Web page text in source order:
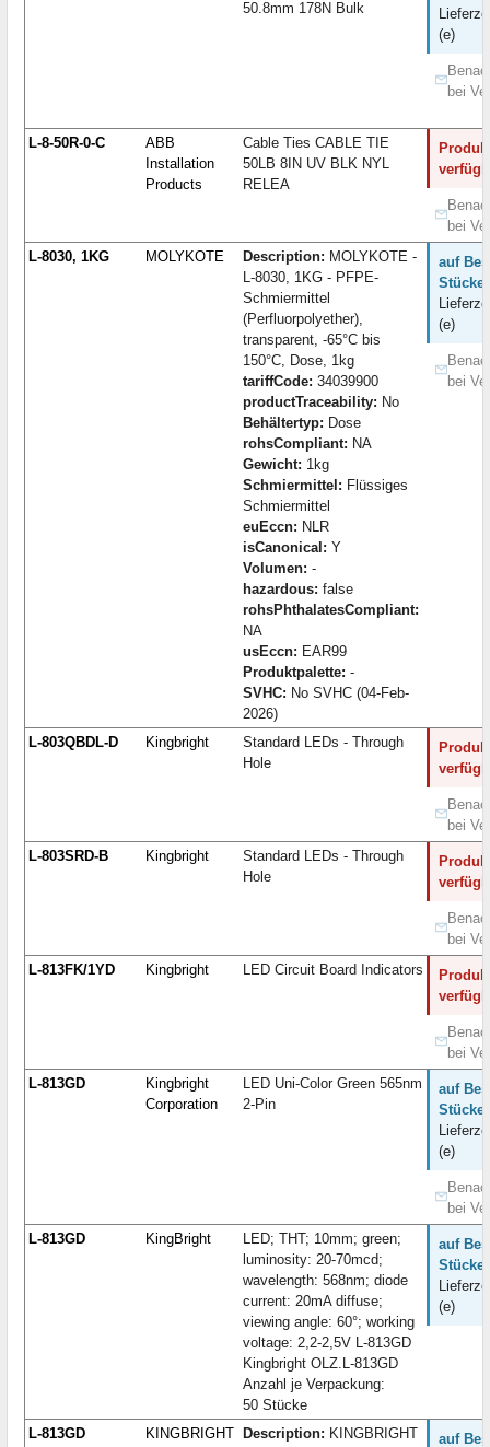
50.8mm 178N Bulk
(e)
bei
L-8-50R-0-C
ABB
Installation
Products
Cable Ties CABLE TIE
50LB 8IN UV BLK NYL
RELEA
bei
L-8030, 1KG
MOLYKOTE Description: MOLYKOTE -
L-8030, 1KG - PFPE-
Schmiermittel
(Perfluorpolyether),
transparent, -65°C bis
150°C, Dose, 1kg
tariffCode: 34039900
productTraceability: No
Behältertyp: Dose
rohsCompliant: NA
Gewicht: 1kg
Schmiermittel: Flüssiges
Schmiermittel
euEccn: NLR
isCanonical: Y
Volumen: -
hazardous: false
rohsPhthalatesCompliant:
NA
usEccn: EAR99
Produktpalette: -
SVHC: No SVHC (04-Feb-
2026)
auf
Stücke:
(e)
bei
L-803QBDL-D Kingbright
Standard LEDs - Through
Hole
bei
L-803SRD-B
Kingbright
Standard LEDs - Through
Hole
bei
L-813FK/1YD
Kingbright LED Circuit Board Indicators
bei
L-813GD
Kingbright
Corporation
LED Uni-Color Green 565nm
2-Pin
auf
Stücke:
(e)
bei
L-813GD
KingBright
LED; THT; 10mm; green;
luminosity: 20-70mcd;
wavelength: 568nm; diode
current: 20mA diffuse;
viewing angle: 60°; working
voltage: 2,2-2,5V L-813GD
Kingbright OLZ.L-813GD
Anzahl je Verpackung:
50 Stücke
auf
Stücke:
(e)
L-813GD KINGBRIGHT Description: KINGBRIGHT
auf